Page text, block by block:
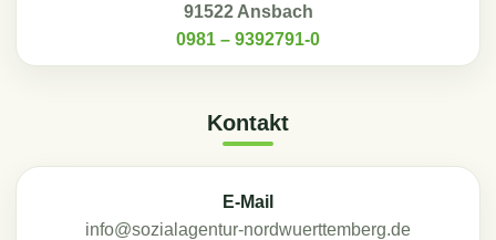
91522 Ansbach
0981 – 9392791-0
Kontakt
E-Mail
info@sozialagentur-nordwuerttemberg.de